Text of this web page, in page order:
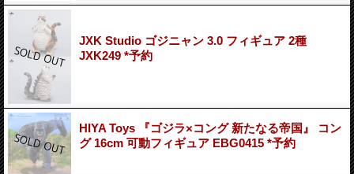
JXK Studio ゴジニャン 3.0 フィギュア 2種
JXK249 *予約
HIYA Toys 『ゴジラ×コング 新たなる帝国』 コン
グ 16cm 可動フィギュア EBG0415 *予約